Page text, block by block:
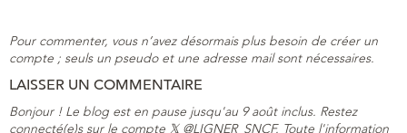
Pour commenter, vous n’avez désormais plus besoin de créer un
compte ; seuls un pseudo et une adresse mail sont nécessaires.
LAISSER UN COMMENTAIRE
Bonjour ! Le blog est en pause jusqu'au 9 août inclus. Restez
connecté(e)s sur le compte 𝕏 @LIGNER_SNCF. Toute l'information